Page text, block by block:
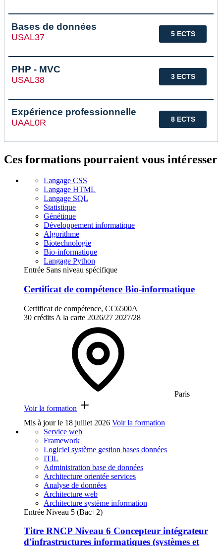
5 ECTS
Bases de données
USAL37
3 ECTS
PHP - MVC
USAL38
8 ECTS
Expérience professionnelle
UAAL0R
Ces formations pourraient vous intéresser
Langage CSS
Langage HTML
Langage SQL
Statistique
Génétique
Développement informatique
Algorithme
Biotechnologie
Bio-informatique
Langage Python
Entrée Sans niveau spécifique
Certificat de compétence Bio-informatique
Certificat de compétence, CC6500A
30 crédits A la carte 2026/27 2027/28
Paris
Voir la formation
Mis à jour le 18 juillet 2026 Voir la formation
Service web
Framework
Logiciel système gestion bases données
ITIL
Administration base de données
Architecture orientée services
Analyse de données
Architecture web
Architecture système information
Entrée Niveau 5 (Bac+2)
Titre RNCP Niveau 6 Concepteur intégrateur
d'infrastructures informatiques (systèmes et